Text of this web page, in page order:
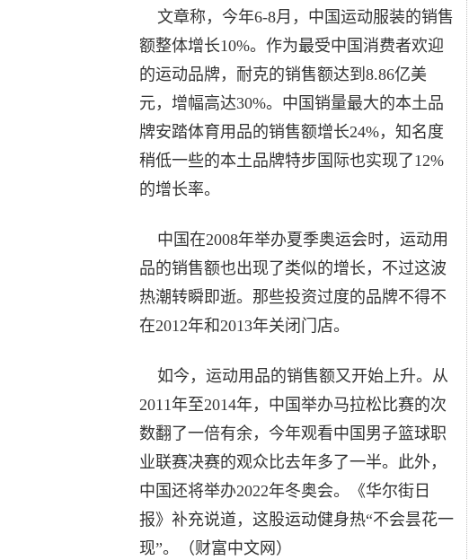
文章称，今年6-8月，中国运动服装的销售
额整体增长10%。作为最受中国消费者欢迎
的运动品牌，耐克的销售额达到8.86亿美
元，增幅高达30%。中国销量最大的本土品
牌安踏体育用品的销售额增长24%，知名度
稍低一些的本土品牌特步国际也实现了12%
的增长率。
中国在2008年举办夏季奥运会时，运动用
品的销售额也出现了类似的增长，不过这波
热潮转瞬即逝。那些投资过度的品牌不得不
在2012年和2013年关闭门店。
如今，运动用品的销售额又开始上升。从
2011年至2014年，中国举办马拉松比赛的次
数翻了一倍有余，今年观看中国男子篮球职
业联赛决赛的观众比去年多了一半。此外，
中国还将举办2022年冬奥会。《华尔街日
报》补充说道，这股运动健身热“不会昙花一
现”。（财富中文网）